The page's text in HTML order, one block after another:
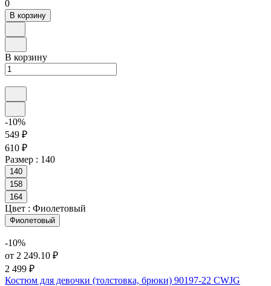
0
В корзину
В корзину
-10%
549 ₽
610 ₽
Размер : 140
140
158
164
Цвет : Фиолетовый
Фиолетовый
-10%
от 2 249.10 ₽
2 499 ₽
Костюм для девочки (толстовка, брюки) 90197-22 CWJG